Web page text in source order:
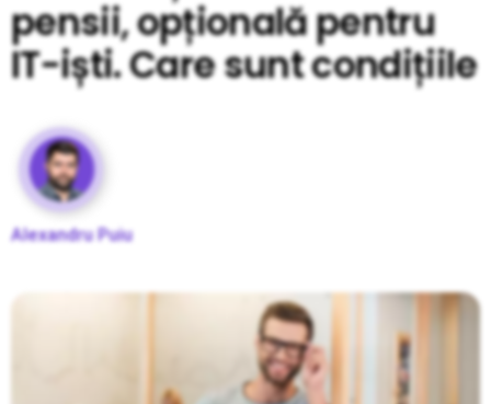
pensii, opțională pentru
IT-iști. Care sunt condițiile
Alexandru Puiu